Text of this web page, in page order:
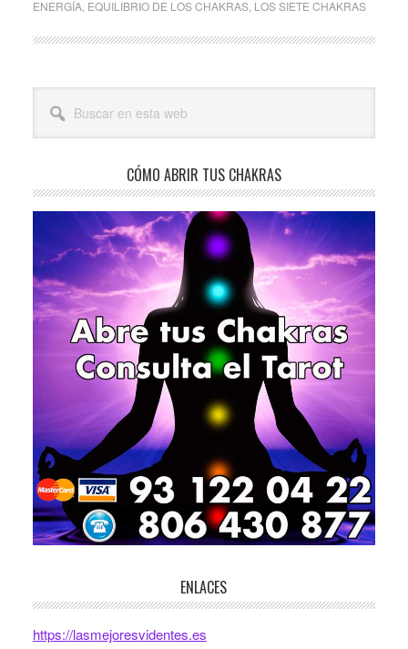
ENERGÍA, EQUILIBRIO DE LOS CHAKRAS, LOS SIETE CHAKRAS
Barra
lateral
esta
CÓMO ABRIR TUS CHAKRAS
ENLACES
https://lasmejoresvidentes.es